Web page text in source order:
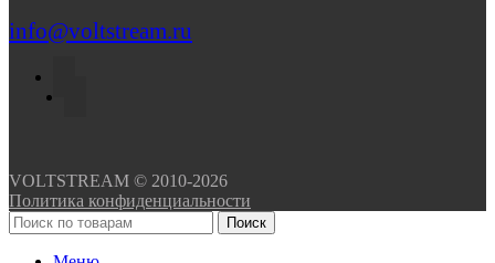
info@voltstream.ru
VOLTSTREAM © 2010-2026
Политика конфиденциальности
Поиск